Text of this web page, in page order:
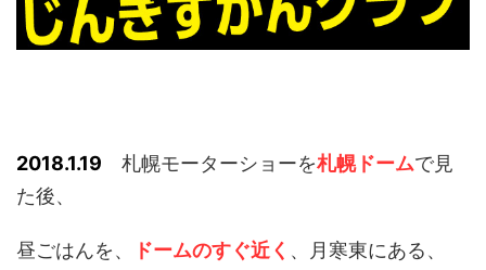
2018.1.19 札幌モーターショーを札幌ドームで見
た後、
昼ごはんを、 ドームのすぐ近く 、月寒東にある、